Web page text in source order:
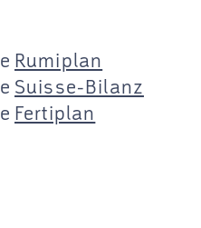
Rumiplan
Suisse-Bilanz
Fertiplan